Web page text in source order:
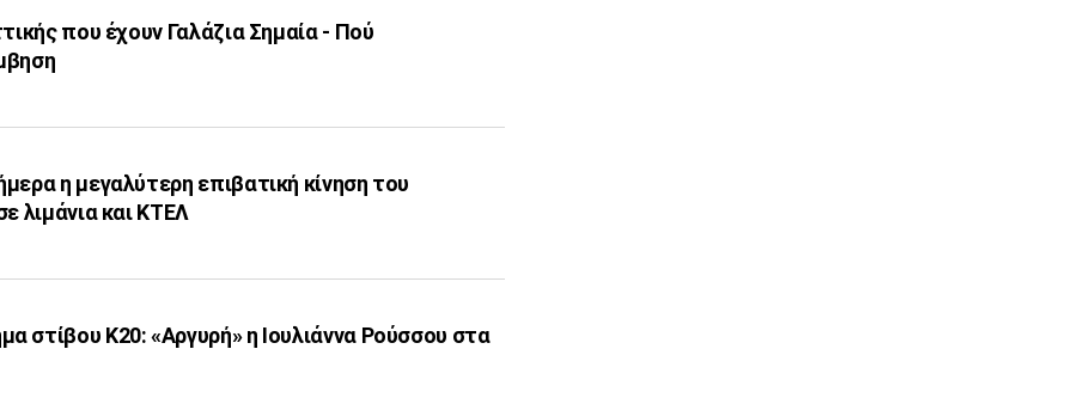
που έχουν Γαλάζια Σημαία - Πού
η μεγαλύτερη επιβατική κίνηση του
λιμάνια και ΚΤΕΛ
στίβου Κ20: «Αργυρή» η Ιουλιάννα Ρούσσου στα